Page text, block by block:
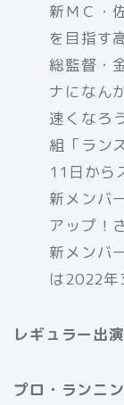
新ＭＣ・
を目指す
総監督・
ナになん
速くなろ
組「ラン
11日から
新メンバ
アップ！
新メンバ
は2022年
レギュラー出
プロ・ランニ